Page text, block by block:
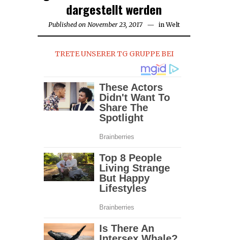
dargestellt werden
Published on November 23, 2017 in Welt
TRETE UNSERER TG GRUPPE BEI